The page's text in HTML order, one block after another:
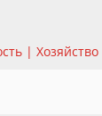
| Хозяйство